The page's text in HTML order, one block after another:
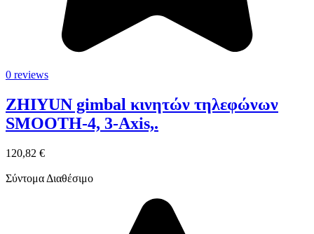
0 reviews
ZHIYUN gimbal κινητών τηλεφώνων
SMOOTH-4, 3-Axis,.
120,82 €
Σύντομα Διαθέσιμο